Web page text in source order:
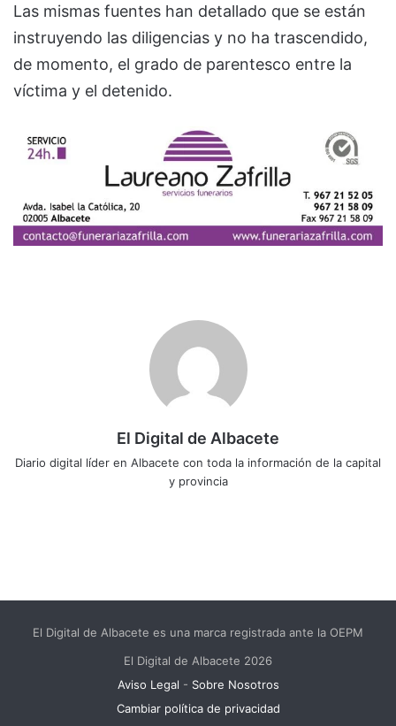
Las mismas fuentes han detallado que se están
instruyendo las diligencias y no ha trascendido,
de momento, el grado de parentesco entre la
víctima y el detenido.
El Digital de Albacete
Diario digital líder en Albacete con toda la información de la capital
y provincia
El Digital de Albacete es una marca registrada ante la OEPM
El Digital de Albacete 2026
Aviso Legal - Sobre Nosotros
Cambiar política de privacidad